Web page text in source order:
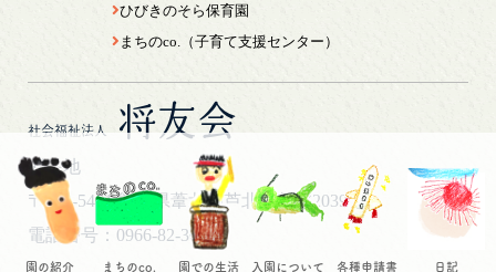
園の紹介 まちのco. 園での生活 入園について 各種申請書 日記
社会福祉法人 将友会
所在地
〒869-5461熊本県葦北郡芦北町芦北2039
電話番号：0966-82-3044
ひびきのそら保育園
まちのco.（子育て支援センター）